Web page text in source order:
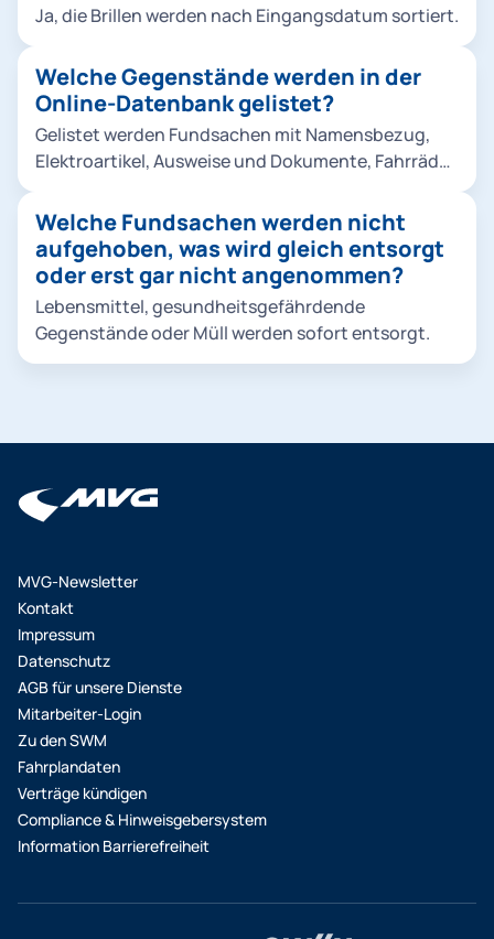
Ja, die Brillen werden nach Eingangsdatum sortiert.
Welche Gegenstände werden in der
Online-Datenbank gelistet?
Gelistet werden Fundsachen mit Namensbezug,
Elektroartikel, Ausweise und Dokumente, Fahrräder
Schmuck, Uhren und sonstige wertige
Fundgegenstände. Hier kommen Sie zur Online-
Datenbank.
Welche Fundsachen werden nicht
aufgehoben, was wird gleich entsorgt
oder erst gar nicht angenommen?
Lebensmittel, gesundheitsgefährdende
Gegenstände oder Müll werden sofort entsorgt.
MVG-Newsletter
Kontakt
Impressum
Datenschutz
AGB für unsere Dienste
Mitarbeiter-Login
Zu den SWM
Fahrplandaten
Verträge kündigen
Compliance & Hinweisgebersystem
Information Barrierefreiheit